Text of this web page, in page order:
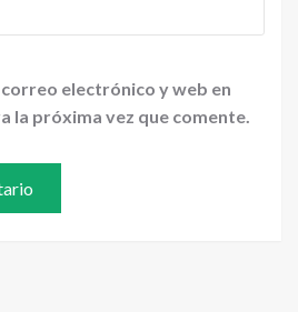
electrónico y web en
la próxima vez que comente.